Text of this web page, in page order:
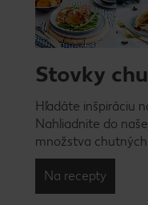
Stovky
Hľadáte inšpiráciu
Nahliadnite do
množstva
Na recepty